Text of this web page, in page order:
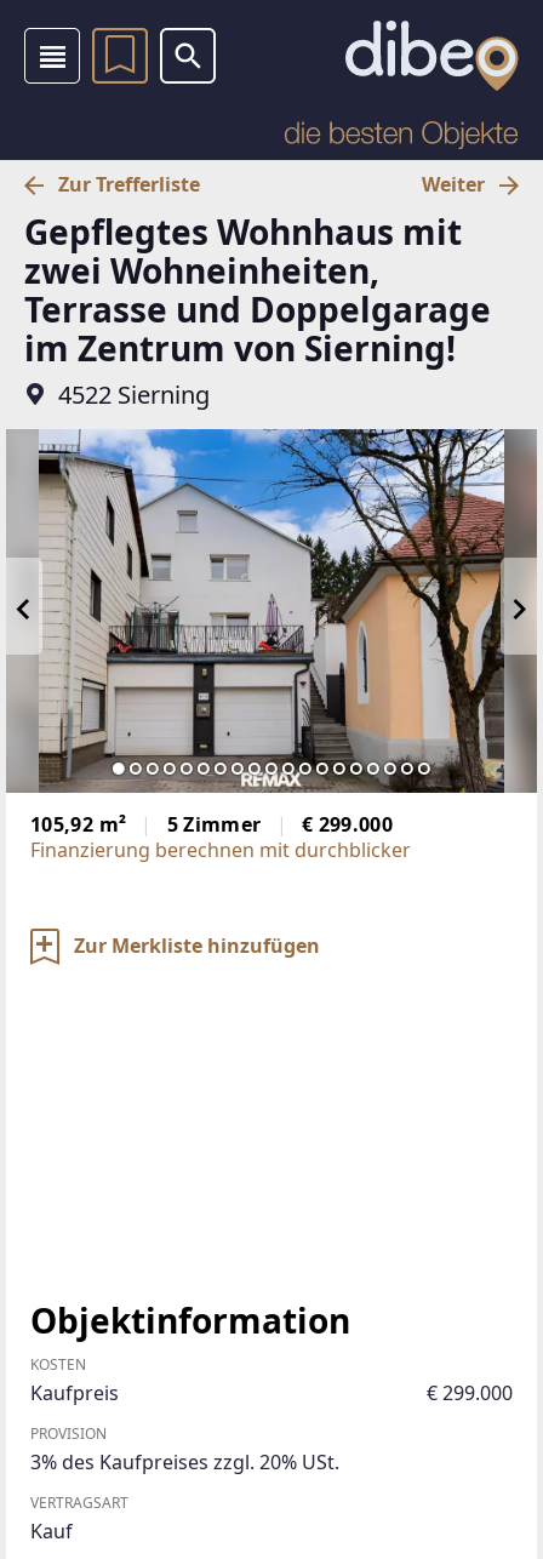
Zur Trefferliste Weiter
Gepflegtes Wohnhaus mit
zwei Wohneinheiten,
Terrasse und Doppelgarage
im Zentrum von Sierning!
4522 Sierning
105,92 m² 5 Zimmer
€ 299.000
Finanzierung berechnen mit durchblicker
Zur Merkliste hinzufügen
Objektinformation
KOSTEN
Kaufpreis € 299.000
PROVISION
3% des Kaufpreises zzgl. 20% USt.
VERTRAGSART
Kauf